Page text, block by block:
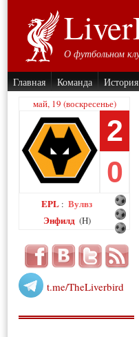
О футбольном
Главная Команда История
май, 19 (воскресенье)
2
0
EPL : Вулвз
Энфилд (H)
t.me/TheLiverbird